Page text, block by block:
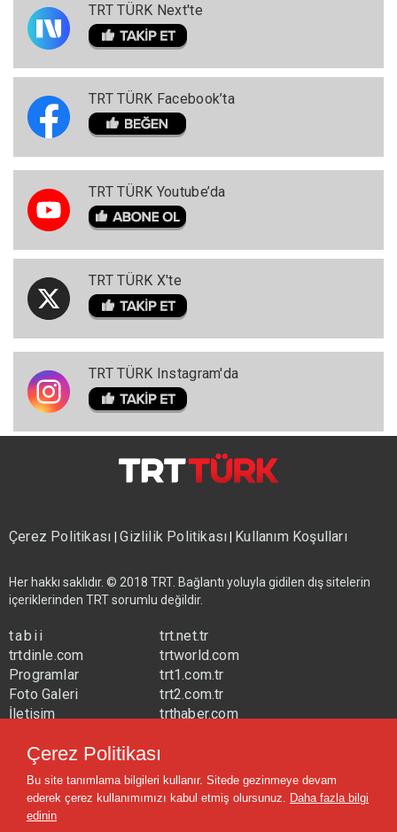
TRT TÜRK Next'te
TRT TÜRK Facebook’ta
TRT TÜRK Youtube’da
TRT TÜRK X'te
TRT TÜRK Instagram'da
Çerez Politikası|Gizlilik Politikası| Kullanım Koşulları
Her hakkı saklıdır. © 2018 TRT. Bağlantı yoluyla gidilen dış sitelerin
içeriklerinden TRT sorumlu değildir.
tabii
trtdinle.com
Programlar
Foto Galeri
İletişim
trt.net.tr
trtworld.com
trt1.com.tr
trt2.com.tr
trthaber.com
trtavaz.com.tr
trtmuzik.net.tr
trtcocuk.net.tr
Çerez Politikası
Bu site tanımlama bilgileri kullanır. Sitede gezinmeye devam
ederek çerez kullanımımızı kabul etmiş olursunuz. Daha fazla bilgi
edinin